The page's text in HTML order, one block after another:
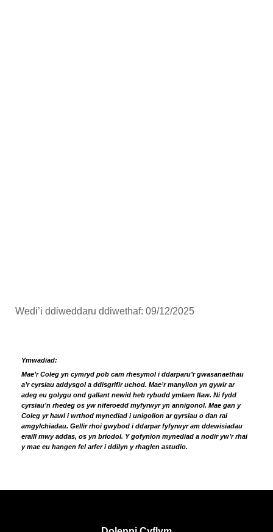
Wedi’i ddiweddaru ddiwethaf: 09/12/2025
Ymwadiad:
Mae’r Coleg yn cymryd pob cam rhesymol i ddarparu’r gwasanaethau
a’r cyrsiau addysgol a ddisgrifir uchod. Mae’r manylion yn gywir ar
adeg eu golygu ond gallant newid heb rybudd ymlaen llaw. Ni fydd
cyrsiau’n rhedeg os yw niferoedd myfyrwyr yn annigonol. Mae gan y
Coleg yr hawl i wrthod mynediad i unigolion ar gyrsiau o dan rai
amgylchiadau. Gellir rhoi gwybod i ddarpar fyfyrwyr am ddewisiadau
eraill mwy addas, os yn briodol. Y gofynion mynediad a nodir yw’r rhai
y mae eu hangen fel arfer i ddilyn y rhaglen astudio.